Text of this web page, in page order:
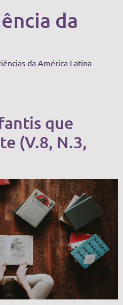
ferramentas
da
da América Latina
que
(V.8, N.3,